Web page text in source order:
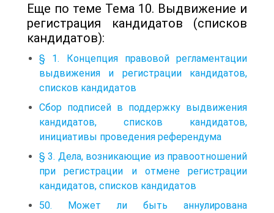
Еще по теме Тема 10. Выдвижение и
регистрация кандидатов (списков
кандидатов):
§ 1. Концепция правовой регламентации
выдвижения и регистрации кандидатов,
списков кандидатов
Сбор подписей в поддержку выдвижения
кандидатов, списков кандидатов,
инициативы проведения референдума
§ 3. Дела, возникающие из правоотношений
при регистрации и отмене регистрации
кандидатов, списков кандидатов
50. Может ли быть аннулирована